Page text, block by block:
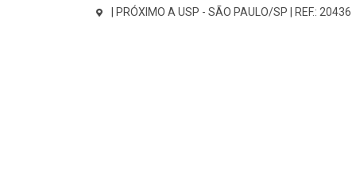
| PRÓXIMO A USP - SÃO PAULO/SP | REF.: 20436